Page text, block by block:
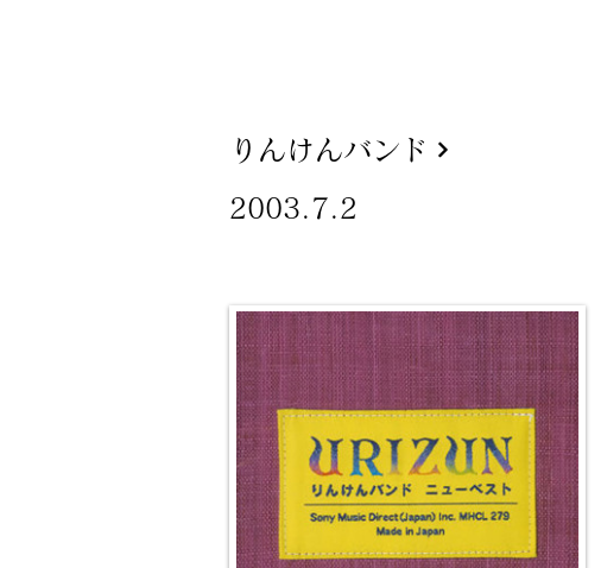
りんけんバンド
2003.7.2